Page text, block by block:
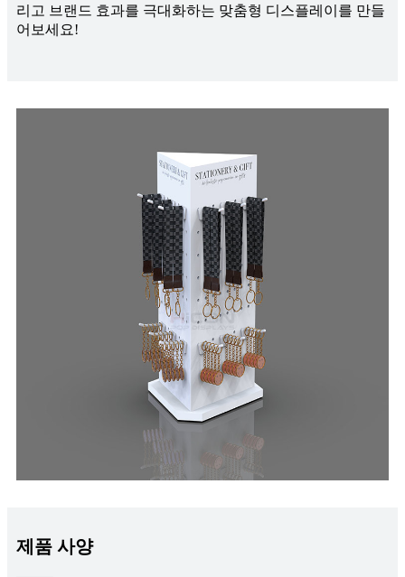
리고 브랜드 효과를 극대화하는 맞춤형 디스플레이를 만들
어보세요!
제품 사양